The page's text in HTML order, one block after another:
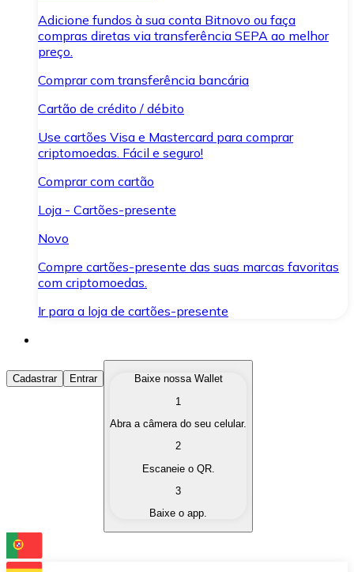
Adicione fundos à sua conta Bitnovo ou faça
compras diretas via transferência SEPA ao melhor
preço.
Comprar com transferência bancária
Cartão de crédito / débito
Use cartões Visa e Mastercard para comprar
criptomoedas. Fácil e seguro!
Comprar com cartão
Loja - Cartões-presente
Novo
Compre cartões-presente das suas marcas favoritas
com criptomoedas.
Ir para a loja de cartões-presente
Comprar Criptomoedas
Compre as criptomoedas de seu interesse de forma
Converta suas criptomoedas em moeda fiduciária
Troque uma criptomoeda por outra
Cadastrar Entrar
Baixe nossa Wallet
1
Abra a câmera do seu celular.
2
Escaneie o QR.
3
Baixe o app.